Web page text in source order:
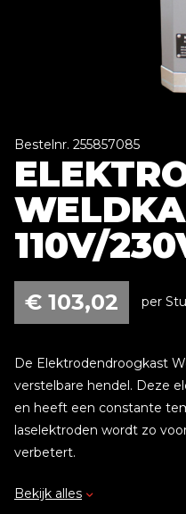
Bestelnr. 255857085
110V/
€ 103,02 per
De Elektrodendroogkast
verstelbare hendel. Deze
en heeft een constante
laselektroden wordt zo
verbetert.
Deze elektrodedroogkast
Bekijk alles